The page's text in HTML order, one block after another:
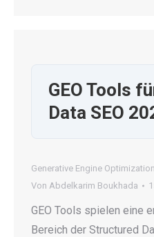
GEO Tools
Data SEO
Generative Engine
Von Abdelkarim Boukhada
GEO Tools spielen eine
Bereich der Structured